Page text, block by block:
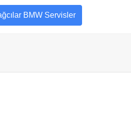
BMW Servisler